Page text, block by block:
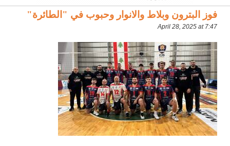
فوز البترون وبلاط والانوار وحبوب في "الطائرة"
April 28, 2025 at 7:47